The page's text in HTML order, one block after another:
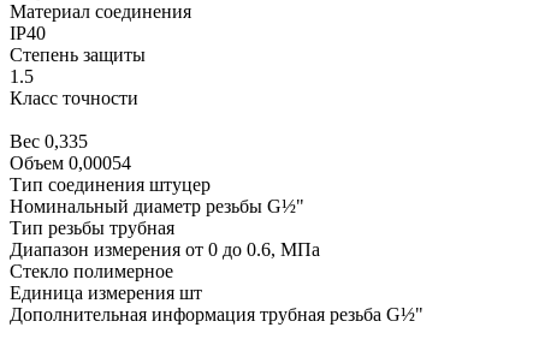
Материал соединения
IP40
Степень защиты
1.5
Класс точности
Вес 0,335
Объем 0,00054
Тип соединения штуцер
Номинальный диаметр резьбы G½"
Тип резьбы трубная
Диапазон измерения от 0 до 0.6, МПа
Стекло полимерное
Единица измерения шт
Дополнительная информация трубная резьба G½"